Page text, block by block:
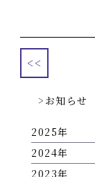
お知らせ
2025
2024
2023
<<